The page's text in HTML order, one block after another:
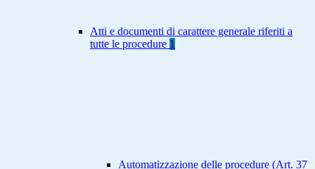
Atti e documenti di carattere generale riferiti a
tutte le procedure 1
Automatizzazione delle procedure (Art. 37